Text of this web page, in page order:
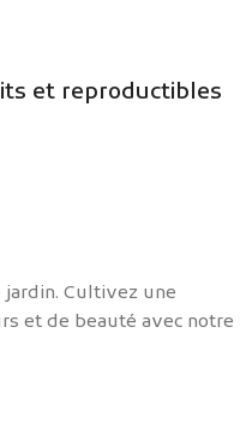
et reproductibles
jardin. Cultivez une
et de beauté avec notre